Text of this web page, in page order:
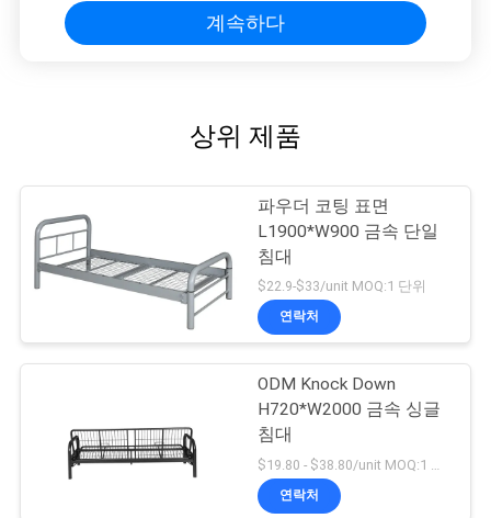
계속하다
상위 제품
파우더 코팅 표면
L1900*W900 금속 단일
침대
$22.9-$33/unit MOQ:1 단위
연락처
ODM Knock Down
H720*W2000 금속 싱글
침대
$19.80 - $38.80/unit MOQ:1 단위
연락처